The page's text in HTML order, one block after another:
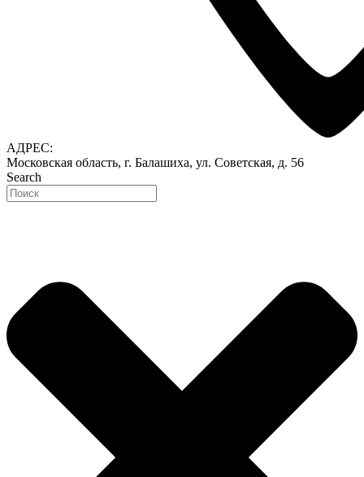
АДРЕС:
Московская область, г. Балашиха, ул. Советская, д. 56
Search